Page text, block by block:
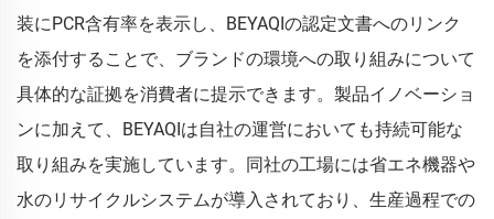
装にPCR含有率を表示し、BEYAQIの認定文書へのリンク
を添付することで、ブランドの環境への取り組みについて
具体的な証拠を消費者に提示できます。製品イノベーショ
ンに加えて、BEYAQIは自社の運営においても持続可能な
取り組みを実施しています。同社の工場には省エネ機器や
水のリサイクルシステムが導入されており、生産過程での